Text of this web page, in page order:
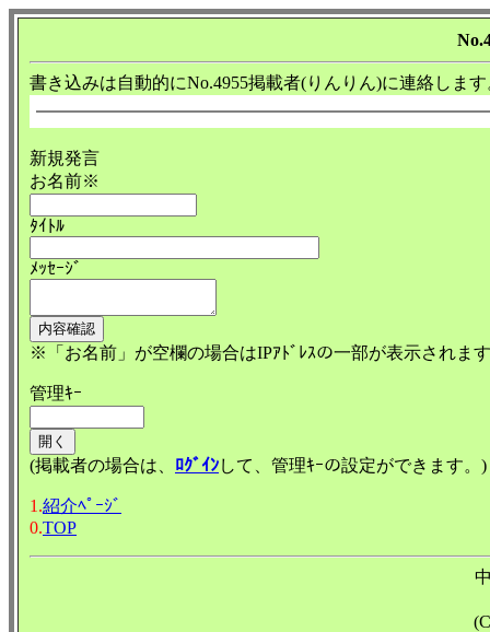
書き込みは自動的にNo.4955掲載者(りんりん)に連絡します
新規発言
お名前※
ﾀｲﾄﾙ
ﾒｯｾｰｼﾞ
※「お名前」が空欄の場合はIPｱﾄﾞﾚｽの一部が表示されま
管理ｷｰ
(掲載者の場合は、 ﾛｸﾞｲﾝして、管理ｷｰの設定ができます。)
1.紹介ﾍﾟｰｼﾞ
0.TOP